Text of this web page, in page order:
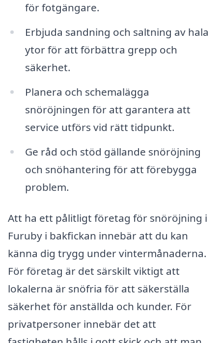
för fotgängare.
Erbjuda sandning och saltning av hala
ytor för att förbättra grepp och
säkerhet.
Planera och schemalägga
snöröjningen för att garantera att
service utförs vid rätt tidpunkt.
Ge råd och stöd gällande snöröjning
och snöhantering för att förebygga
problem.
Att ha ett pålitligt företag för snöröjning i
Furuby i bakfickan innebär att du kan
känna dig trygg under vintermånaderna.
För företag är det särskilt viktigt att
lokalerna är snöfria för att säkerställa
säkerhet för anställda och kunder. För
privatpersoner innebär det att